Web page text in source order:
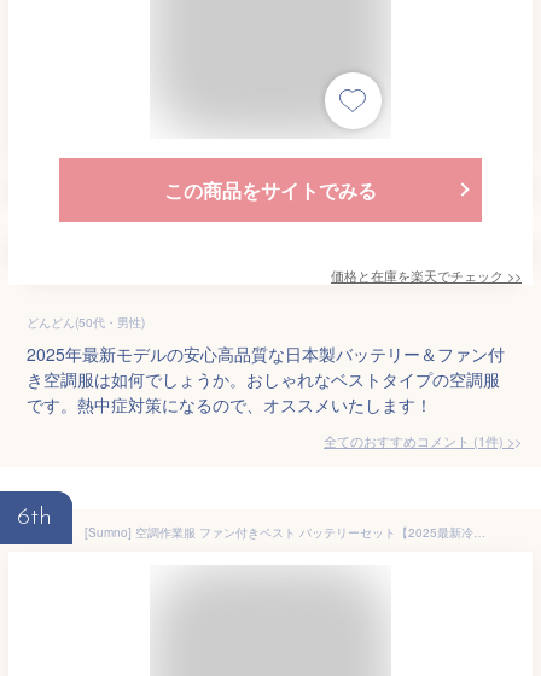
この商品をサイトでみる
価格と在庫を楽天でチェック >>
どんどん(50代・男性)
2025年最新モデルの安心高品質な日本製バッテリー＆ファン付
き空調服は如何でしょうか。おしゃれなベストタイプの空調服
です。熱中症対策になるので、オススメいたします！
全てのおすすめコメント (1件) >
6th
[Sumno] 空調作業服 ファン付きベスト バッテリーセット【2025最新冷却服】 3D循環強力送風 軽量 通気 30000mAh 最大25時間連続使用 3段階風量調節 PSE認証済 熱中症予防 屋外作業/アウトドアに最適 男女兼用 L